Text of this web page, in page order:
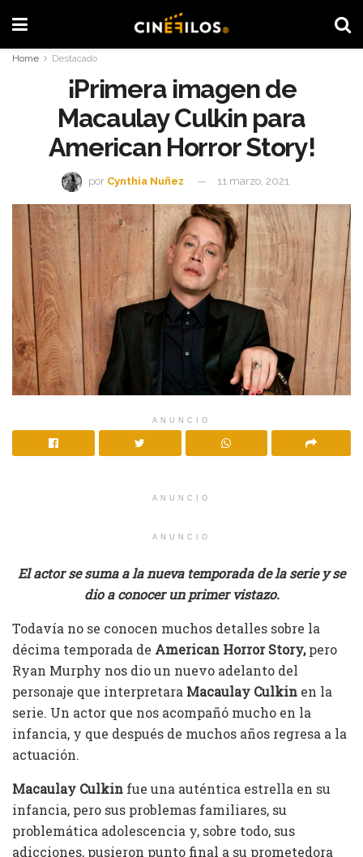
Home Destacado
¡Primera imagen de
Macaulay Culkin para
American Horror Story!
por Cynthia Nuñez 11 marzo, 2021
ANUNCIO
ANUNCIO
ANUNCIO
El actor se suma a la nueva temporada de la serie y se
dio a conocer un primer vistazo.
Todavía no se conocen muchos detalles sobre la
décima temporada de American Horror Story,pero
Ryan Murphy nos dio un nuevo adelanto del
personaje que interpretara Macaulay Culkin en la
serie. Un actor que nos acompañó mucho en la
infancia, y que después de muchos años regresa a la
actuación.
Macaulay Culkin fue una auténtica estrella en su
infancia, pero sus problemas familiares, su
problemática adolescencia y, sobre todo, sus
adicciones, pusieron punto final a su prometedora